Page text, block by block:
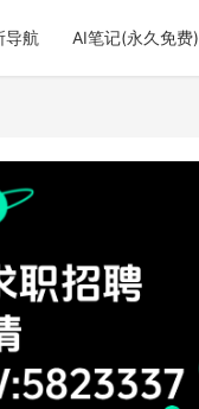
导航 AI笔记(永久免费)